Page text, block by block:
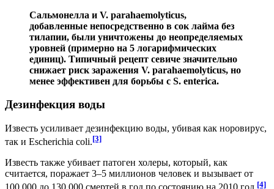
Сальмонелла и V. parahaemolyticus,
добавленные непосредственно в сок лайма без
тилапии, были уничтожены до неопределяемых
уровней (примерно на 5 логарифмических
единиц). Типичный рецепт севиче значительно
снижает риск заражения V. parahaemolyticus, но
менее эффективен для борьбы с S. enterica.
Дезинфекция воды
Известь усиливает дезинфекцию воды, убивая как норовирус,
так и Escherichia coli.[3]
Известь также убивает патоген холеры, который, как
считается, поражает 3–5 миллионов человек и вызывает от
[4]